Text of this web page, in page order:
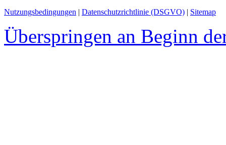
Nutzungsbedingungen | Datenschutzrichtlinie (DSGVO) | Sitemap
Überspringen an Beginn